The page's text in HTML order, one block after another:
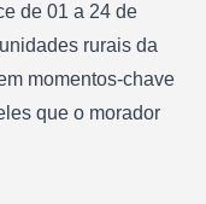
de 01 a 24 de
rurais da
momentos-chave
que o morador